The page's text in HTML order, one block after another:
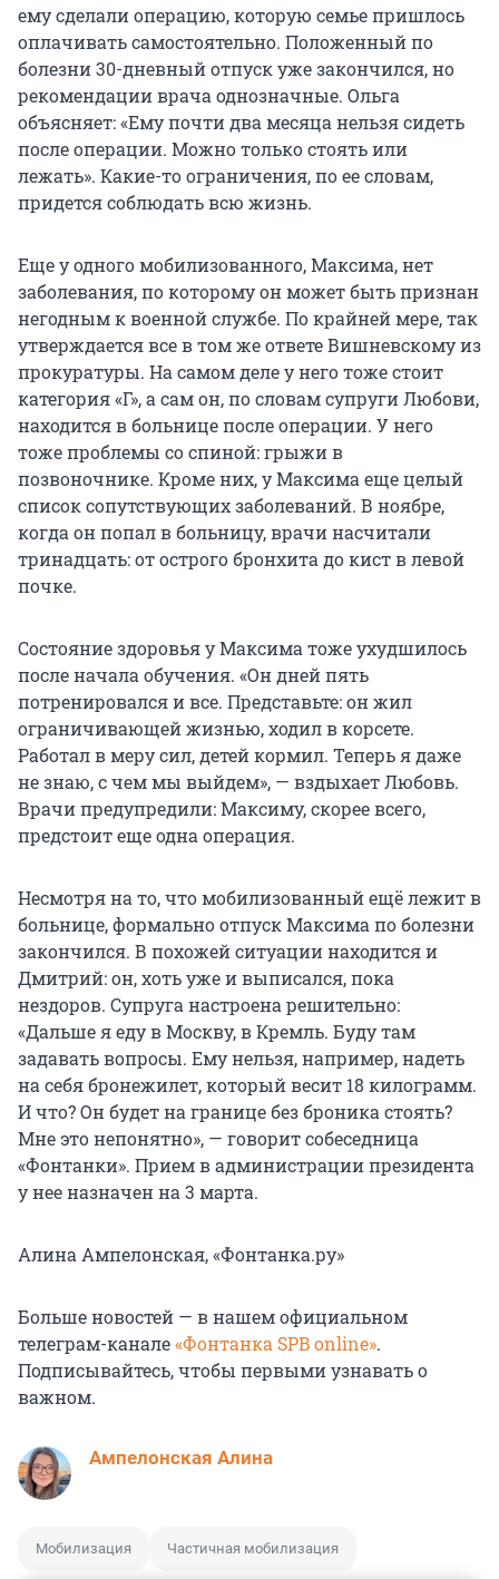
ему сделали операцию, которую семье пришлось
оплачивать самостоятельно. Положенный по
болезни 30-дневный отпуск уже закончился, но
рекомендации врача однозначные. Ольга
объясняет: «Ему почти два месяца нельзя сидеть
после операции. Можно только стоять или
лежать». Какие-то ограничения, по ее словам,
придется соблюдать всю жизнь.
Еще у одного мобилизованного, Максима, нет
заболевания, по которому он может быть признан
негодным к военной службе. По крайней мере, так
утверждается все в том же ответе Вишневскому из
прокуратуры. На самом деле у него тоже стоит
категория «Г», а сам он, по словам супруги Любови,
находится в больнице после операции. У него
тоже проблемы со спиной: грыжи в
позвоночнике. Кроме них, у Максима еще целый
список сопутствующих заболеваний. В ноябре,
когда он попал в больницу, врачи насчитали
тринадцать: от острого бронхита до кист в левой
почке.
Состояние здоровья у Максима тоже ухудшилось
после начала обучения. «Он дней пять
потренировался и все. Представьте: он жил
ограничивающей жизнью, ходил в корсете.
Работал в меру сил, детей кормил. Теперь я даже
не знаю, с чем мы выйдем», — вздыхает Любовь.
Врачи предупредили: Максиму, скорее всего,
предстоит еще одна операция.
Несмотря на то, что мобилизованный ещё лежит в
больнице, формально отпуск Максима по болезни
закончился. В похожей ситуации находится и
Дмитрий: он, хоть уже и выписался, пока
нездоров. Супруга настроена решительно:
«Дальше я еду в Москву, в Кремль. Буду там
задавать вопросы. Ему нельзя, например, надеть
на себя бронежилет, который весит 18 килограмм.
И что? Он будет на границе без броника стоять?
Мне это непонятно», — говорит собеседница
«Фонтанки». Прием в администрации президента
у нее назначен на 3 марта.
Алина Ампелонская, «Фонтанка.ру»
Больше новостей — в нашем официальном
телеграм-канале«Фонтанка SPB online».
Подписывайтесь, чтобы первыми узнавать о
важном.
Ампелонская Алина
Мобилизация Частичная мобилизация